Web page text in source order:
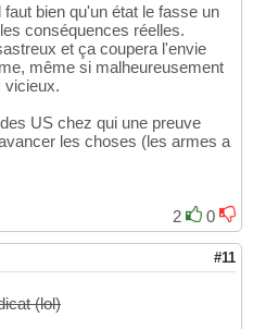
bien qu'un état le fasse un
conséquences réelles.
et ça coupera l'envie
même si malheureusement
vicieux.
US chez qui une preuve
les choses (les armes a
2
0
#11
(lol)